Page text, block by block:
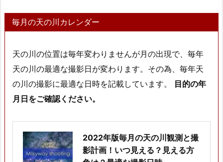
毎月の天の川カレンダー
天の川の位置は毎年変わりませんが月の出現で、毎年
天の川の最適な撮影日が変わります。その為、毎年天
の川の撮影に最適な日時を記載しています。 目的の年
月日をご確認ください。
2022年版毎月の天の川観測と撮
影計画！いつ見える？見える方